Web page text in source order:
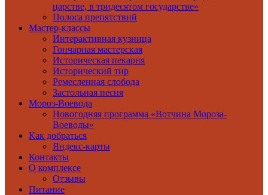
царстве, в тридесятом государстве»
Полоса препятствий
Мастер-классы
Интерактивная кузница
Гончарная мастерская
Историческая пекарня
Исторический тир
Ремесленная слобода
Застольная песня
Мороз-Воевода
Новогодняя программа «Вотчина Мороза-
Воеводы»
Как добраться
Яндекс-карты
Контакты
О комплексе
Отзывы
Питание